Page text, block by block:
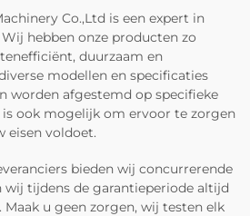
Co.,Ltd is een expert in
hebben onze producten zo
duurzaam en
modellen en specificaties
worden afgestemd op specifieke
is ook mogelijk om ervoor te zorgen
eisen voldoet.
bieden wij concurrerende
tijdens de garantieperiode altijd
u geen zorgen, wij testen elk